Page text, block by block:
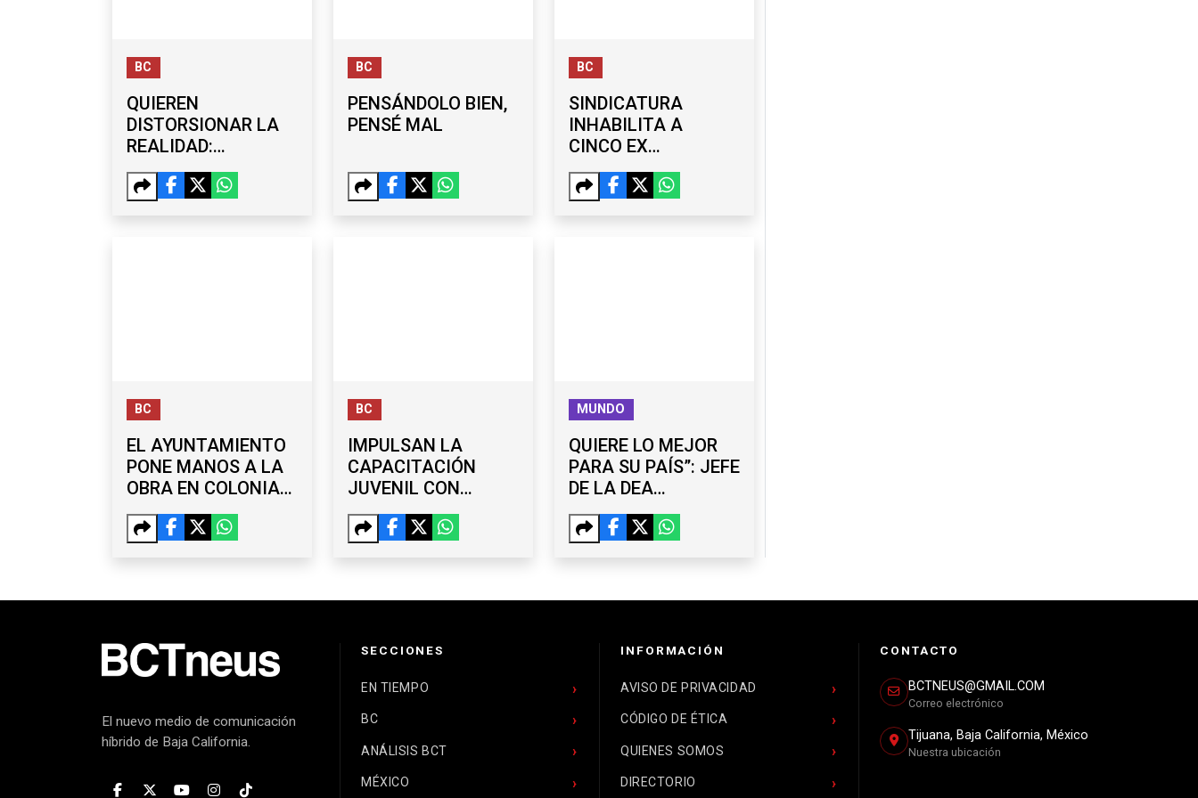
BC
QUIEREN
DISTORSIONAR LA
REALIDAD:
BURGUEÑO
DESCARTA
BC
PENSÁNDOLO BIEN,
PENSÉ MAL
BC
SINDICATURA
INHABILITA A
CINCO EX
FUNCIONARIOS DEL
GOBIERNO DE
BC
EL AYUNTAMIENTO
PONE MANOS A LA
OBRA EN COLONIAS
DE OTAY, LA MESA Y
SÁNCHEZ TABOADA
BC
IMPULSAN LA
CAPACITACIÓN
JUVENIL CON
TALLERES
GRATUITOS EN
MUNDO
QUIERE LO MEJOR
PARA SU PAÍS”: JEFE
DE LA DEA
RESPALDA LABOR
DE OMAR GARCÍA
El nuevo medio de comunicación
híbrido de Baja California.
SECCIONES
EN TIEMPO
BC
ANÁLISIS BCT
MÉXICO
INFORMACIÓN
AVISO DE PRIVACIDAD
CÓDIGO DE ÉTICA
QUIENES SOMOS
DIRECTORIO
CONTACTO
BCTNEUS@GMAIL.COM
Correo electrónico
Tijuana, Baja California, México
Nuestra ubicación